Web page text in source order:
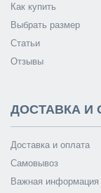
Как купить
Выбрать размер
Статьи
Отзывы
ДОСТАВКА И
Доставка и оплата
Самовывоз
Важная информация